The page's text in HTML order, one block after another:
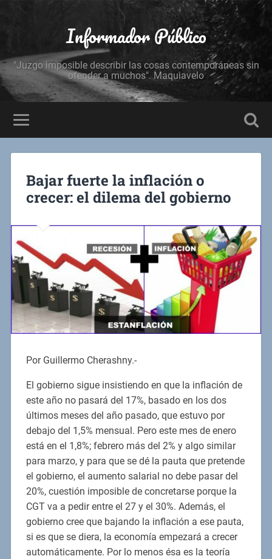
Informador Público
"Juzgo imposible describir las cosas contemporáneas sin
ofender a muchos". Maquiavelo
Bajar fuerte la inflación o
crecer: el dilema del gobierno
Por Guillermo Cherashny.-
El gobierno sigue insistiendo en que la inflación de
este año no pasará del 17%, basado en los dos
últimos meses del año pasado, que estuvo por
debajo del 1,5% mensual. Pero este mes de enero
está en el 1,8%; febrero más del 2% y algo similar
para marzo, y para que se dé la pauta que pretende
el gobierno, el aumento salarial no debe pasar del
20%, cuestión imposible de concretarse porque la
CGT va a pedir entre el 27 y el 30%. Además, el
gobierno cree que bajando la inflación a ese pauta,
si es que se diera, la economía empezará a crecer
automáticamente. Por lo menos ésa es la teoría